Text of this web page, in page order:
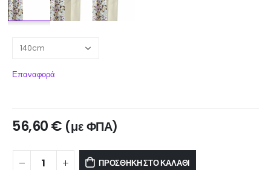
Επαναφορά
56,60€ (με ΦΠΑ)
ΠΡΟΣΘΉΚΗ ΣΤΟ ΚΑΛΆΘΙ